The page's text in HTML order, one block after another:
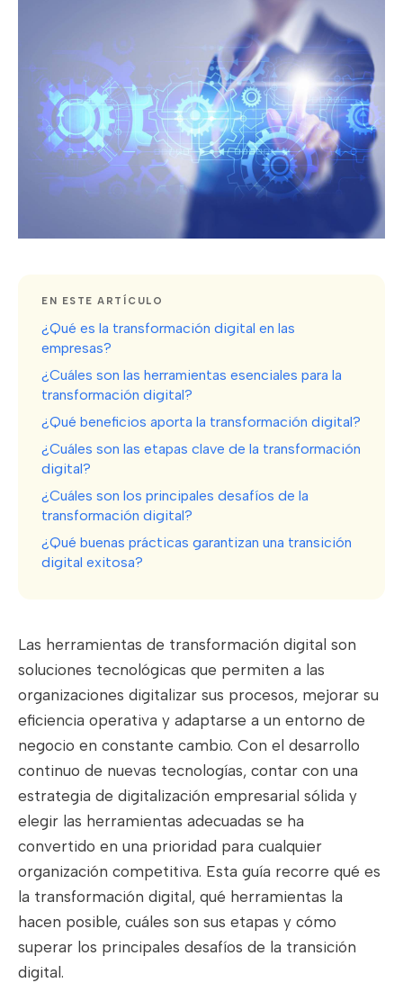
EN ESTE ARTÍCULO
¿Qué es la transformación digital en las
empresas?
¿Cuáles son las herramientas esenciales para la
transformación digital?
¿Qué beneficios aporta la transformación digital?
¿Cuáles son las etapas clave de la transformación
digital?
¿Cuáles son los principales desafíos de la
transformación digital?
¿Qué buenas prácticas garantizan una transición
digital exitosa?
Las herramientas de transformación digital son
soluciones tecnológicas que permiten a las
organizaciones digitalizar sus procesos, mejorar su
eficiencia operativa y adaptarse a un entorno de
negocio en constante cambio. Con el desarrollo
continuo de nuevas tecnologías, contar con una
estrategia de digitalización empresarial sólida y
elegir las herramientas adecuadas se ha
convertido en una prioridad para cualquier
organización competitiva. Esta guía recorre qué es
la transformación digital, qué herramientas la
hacen posible, cuáles son sus etapas y cómo
superar los principales desafíos de la transición
digital.